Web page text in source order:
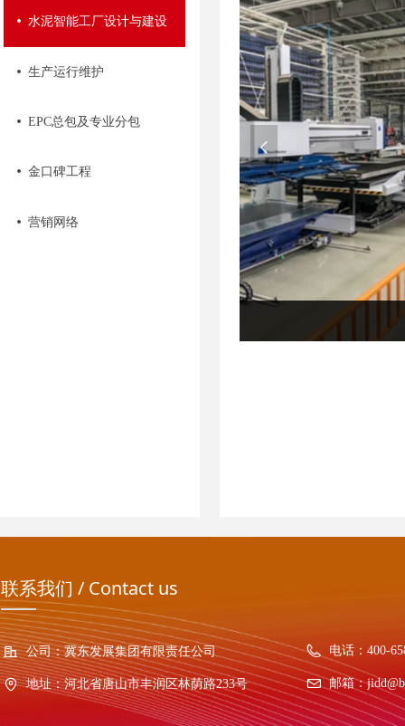
넸 水泥智能工厂设计与建设
넸 生产运行维护
넸 EPC总包及专业分包
넸 金口碑工程
넸 营销网络
넳
联系我们 / Contact us
公司：冀东发展集团有限责任公司
地址：河北省唐山市丰润区林荫路233号
电话： 400-
邮箱：